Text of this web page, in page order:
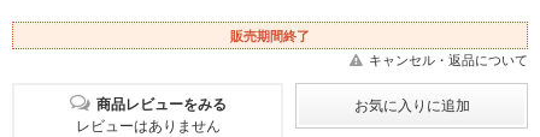
販売期間終了
キャンセル・返品について
商品レビューをみる
レビューはありません